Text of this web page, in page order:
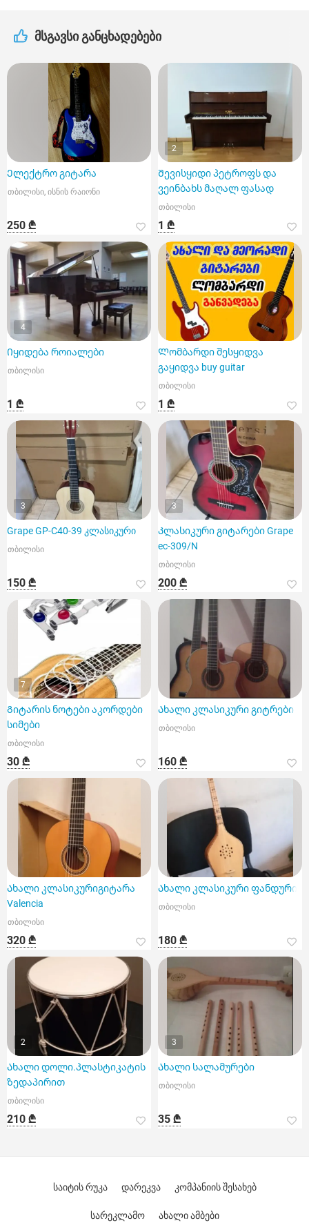
მსგავსი განცხადებები
Ელექტრო გიტარა
თბილისი, ისნის რაიონი
250 ₾
2
Შევისყიდი პეტროფს და
ვეინბახს მაღალ ფასად
თბილისი
1 ₾
4
Იყიდება როიალები
თბილისი
1 ₾
Ლომბარდი შესყიდვა
გაყიდვა buy guitar
თბილისი
1 ₾
3
Grape GP-C40-39 კლასიკური
თბილისი
150 ₾
3
Კლასიკური გიტარები Grape
ec-309/N
თბილისი
200 ₾
7
Გიტარის ნოტები აკორდები
სიმები
თბილისი
30 ₾
Ახალი კლასიკური გიტრები
თბილისი
160 ₾
Ახალი კლასიკურიგიტარა
Valencia
თბილისი
320 ₾
Ახალი კლასიკური ფანდური
თბილისი
180 ₾
2
Ახალი დოლი.პლასტიკატის
ზედაპირით
თბილისი
210 ₾
3
Ახალი სალამურები
თბილისი
35 ₾
საიტის რუკა დარეკვა კომპანიის შესახებ
სარეკლამო ახალი ამბები